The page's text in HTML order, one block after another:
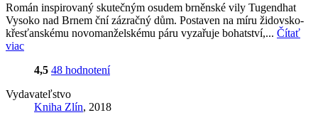
Román inspirovaný skutečným osudem brněnské vily Tugendhat
Vysoko nad Brnem ční zázračný dům. Postaven na míru židovsko-
křesťanskému novomanželskému páru vyzařuje bohatství,... Čítať
viac
4,5 48 hodnotení
Vydavateľstvo
Kniha Zlín, 2018